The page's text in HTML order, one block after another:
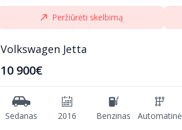
Peržiūrėti skelbimą
Volkswagen Jetta
10 900€
Sedanas 2016 Benzinas Automatinė